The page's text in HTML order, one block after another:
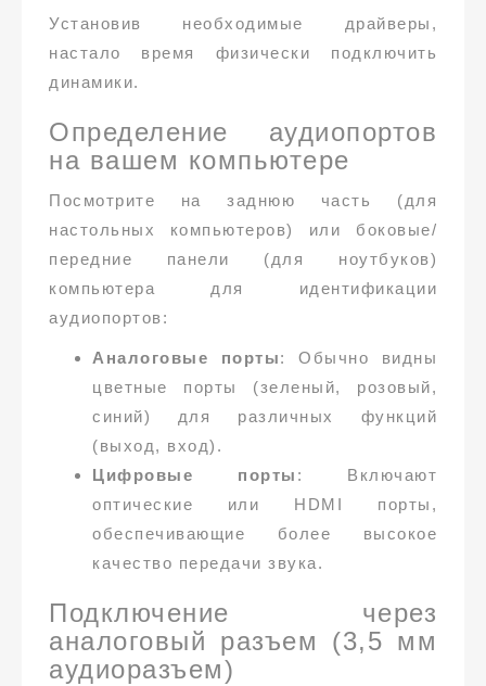
Установив необходимые драйверы,
настало время физически подключить
динамики.
Определение аудиопортов
на вашем компьютере
Посмотрите на заднюю часть (для
настольных компьютеров) или боковые/
передние панели (для ноутбуков)
компьютера для идентификации
аудиопортов:
Аналоговые порты: Обычно видны
цветные порты (зеленый, розовый,
синий) для различных функций
(выход, вход).
Цифровые порты : Включают
оптические или HDMI порты,
обеспечивающие более высокое
качество передачи звука.
Подключение через
аналоговый разъем (3,5 мм
аудиоразъем)